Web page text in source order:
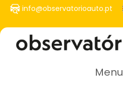
Passar
o
conteúdo
principal
info@observatorioauto.pt
Menu